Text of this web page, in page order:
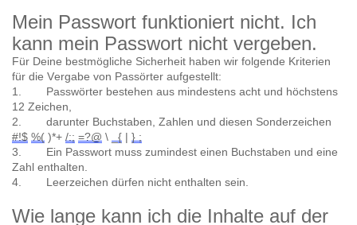
Mein Passwort funktioniert nicht. Ich
kann mein Passwort nicht vergeben.
Für Deine bestmögliche Sicherheit haben wir folgende Kriterien
für die Vergabe von Passörter aufgestellt:
1. Passwörter bestehen aus mindestens acht und höchstens
12 Zeichen,
2. darunter Buchstaben, Zahlen und diesen Sonderzeichen
#!$ %( )*+ /:; =?@ \ _{ | } ;
3. Ein Passwort muss zumindest einen Buchstaben und eine
Zahl enthalten.
4. Leerzeichen dürfen nicht enthalten sein.
Wie lange kann ich die Inhalte auf der